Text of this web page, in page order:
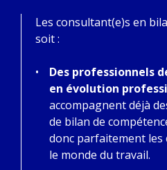
Les consultant(e)s en
soit :
Des professionnels
en évolution
accompagnent déjà
de bilan de
donc parfaitement
le monde du travail.